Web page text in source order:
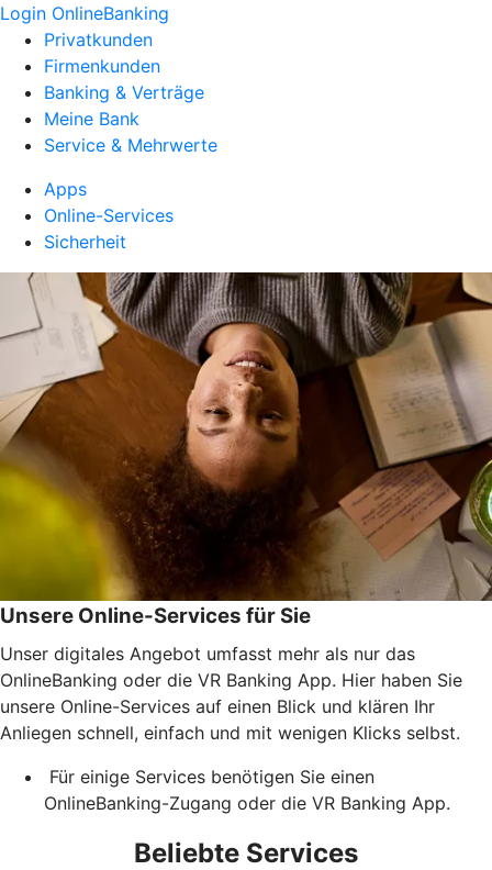
Login OnlineBanking
Privatkunden
Firmenkunden
Banking & Verträge
Meine Bank
Service & Mehrwerte
Apps
Online-Services
Sicherheit
Unsere Online-Services für Sie
Unser digitales Angebot umfasst mehr als nur das
OnlineBanking oder die VR Banking App. Hier haben Sie
unsere Online-Services auf einen Blick und klären Ihr
Anliegen schnell, einfach und mit wenigen Klicks selbst.
Für einige Services benötigen Sie einen
OnlineBanking-Zugang oder die VR Banking App.
Beliebte Services